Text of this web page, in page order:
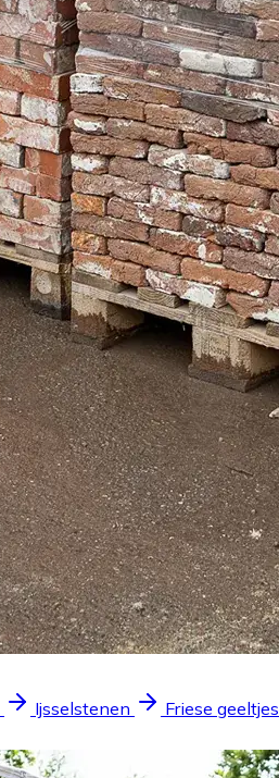
Ijsselstenen Friese geeltjes